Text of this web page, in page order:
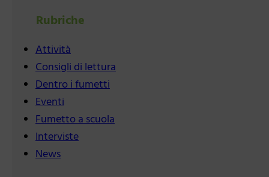
Rubriche
Attività
Consigli di lettura
Dentro i fumetti
Eventi
Fumetto a scuola
Interviste
News